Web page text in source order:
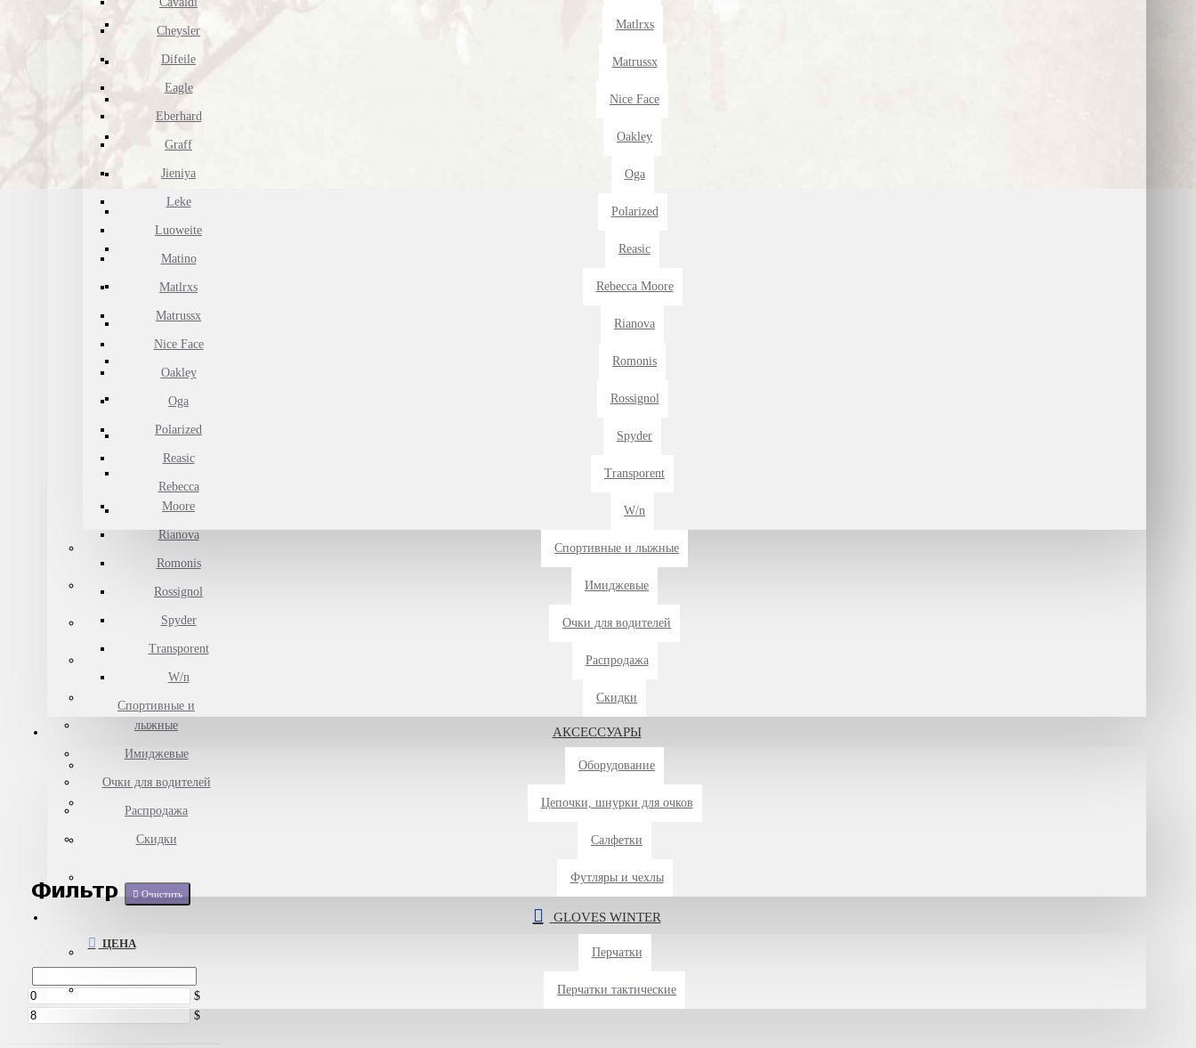
Matlrxs
Matrussx
Nice Face
Oakley
Oga
Polarized
Reasic
Rebecca Moore
Rianova
Romonis
Rossignol
Spyder
Transporent
W/n
Спортивные и лыжные
Имиджевые
Очки для водителей
Распродажа
Скидки
АКСЕССУАРЫ
Оборудование
Цепочки, шнурки для очков
Салфетки
Футляры и чехлы
GLOVES WINTER
Перчатки
Перчатки тактические
Cheysler
Difeile
Eagle
Eberhard
Graff
Jieniya
Leke
Luoweite
Matino
Matlrxs
Matrussx
Nice Face
Oakley
Oga
Polarized
Reasic
Rebecca
Moore
Rianova
Romonis
Rossignol
Spyder
Transporent
W/n
Спортивные и
лыжные
Имиджевые
Очки для водителей
Распродажа
Скидки
Фильтр Очистить
ЦЕНА
$
$